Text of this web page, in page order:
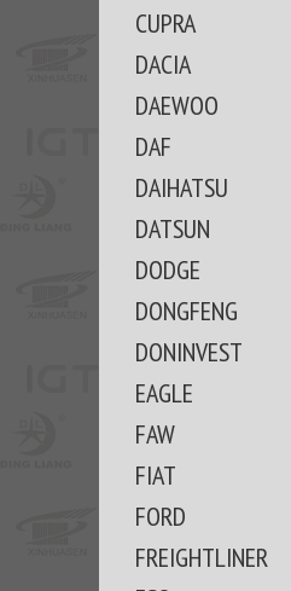
CUPRA
DACIA
DAEWOO
DAF
DAIHATSU
DATSUN
DODGE
DONGFENG
DONINVEST
EAGLE
FAW
FIAT
FORD
FREIGHTLINER